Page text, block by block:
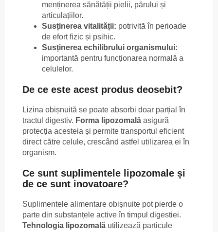
menținerea sănătății pielii, părului și
articulațiilor.
Susținerea vitalității: potrivită în perioade
de efort fizic și psihic.
Susținerea echilibrului organismului:
importantă pentru funcționarea normală a
celulelor.
De ce este acest produs deosebit?
Lizina obișnuită se poate absorbi doar parțial în
tractul digestiv. Forma lipozomală asigură
protecția acesteia și permite transportul eficient
direct către celule, crescând astfel utilizarea ei în
organism.
Ce sunt suplimentele lipozomale și
de ce sunt inovatoare?
Suplimentele alimentare obișnuite pot pierde o
parte din substanțele active în timpul digestiei.
Tehnologia lipozomală utilizează particule